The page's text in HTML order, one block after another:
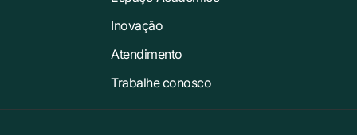
Inovação
Atendimento
Trabalhe conosco